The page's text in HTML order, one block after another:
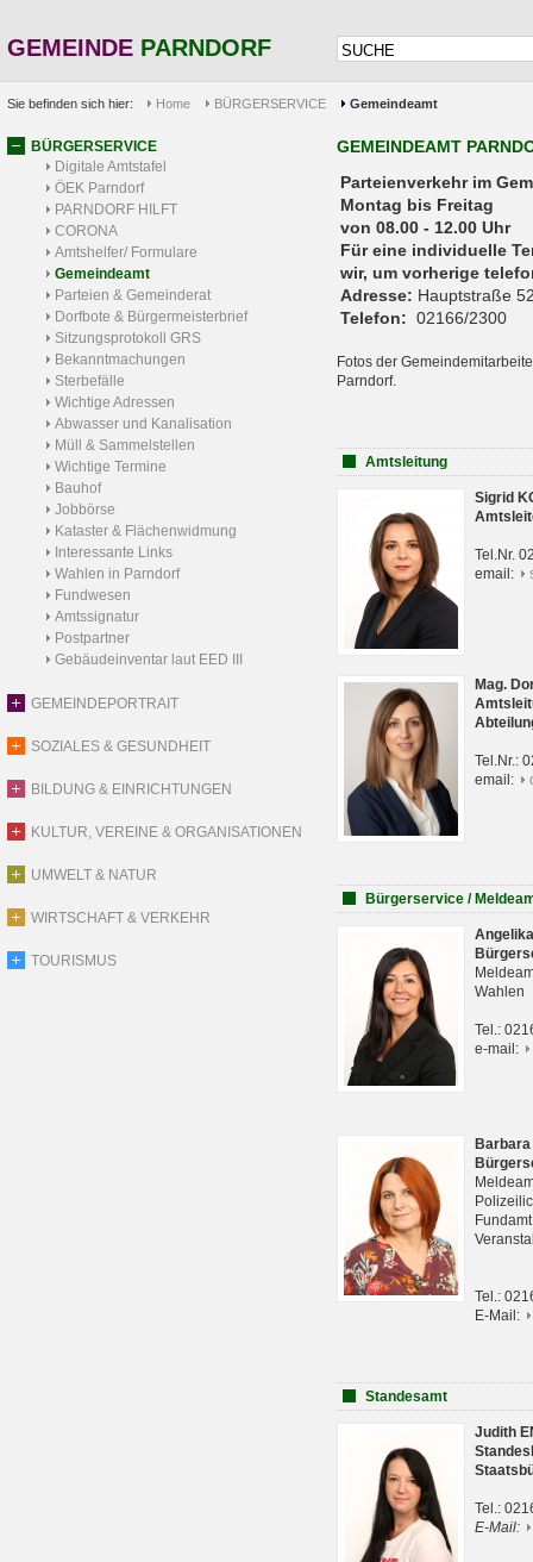
GEMEINDE PARNDORF
Sie befinden sich hier: Home BÜRGERSERVICE Gemeindeamt
BÜRGERSERVICE
Digitale Amtstafel
ÖEK Parndorf
PARNDORF HILFT
CORONA
Amtshelfer/ Formulare
Gemeindeamt
Parteien & Gemeinderat
Dorfbote & Bürgermeisterbrief
Sitzungsprotokoll GRS
Bekanntmachungen
Sterbefälle
Wichtige Adressen
Abwasser und Kanalisation
Müll & Sammelstellen
Wichtige Termine
Bauhof
Jobbörse
Kataster & Flächenwidmung
Interessante Links
Wahlen in Parndorf
Fundwesen
Amtssignatur
Postpartner
Gebäudeinventar laut EED III
GEMEINDEPORTRAIT
SOZIALES & GESUNDHEIT
BILDUNG & EINRICHTUNGEN
KULTUR, VEREINE & ORGANISATIONEN
UMWELT & NATUR
WIRTSCHAFT & VERKEHR
TOURISMUS
GEMEINDEAMT
Parteienverkehr
Montag bis Freitag
von 08.00 - 12.00 Uhr
Für eine individuelle
wir, um vorherige
Adresse: Hauptstraße
Telefon: 02166/2300
Fotos der
Parndorf.
Amtsleitung
Sigrid
Tel.Nr.
email:
Mag.
Tel.Nr.:
email:
Bürgerservice /
Wahlen
Tel.:
e-mail:
Tel.:
E-Mail:
Standesamt
Judith
Tel.:
E-Mail: